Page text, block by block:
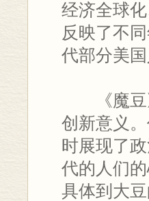
经济全球
反映了不
代部分美
《魔豆》
创新意义
时展现了
代的人们
具体到大